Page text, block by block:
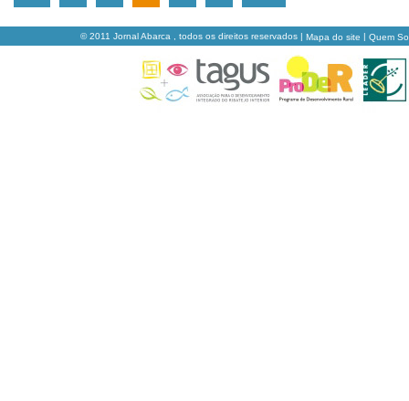
© 2011 Jornal Abarca , todos os direitos reservados | Mapa do site | Quem